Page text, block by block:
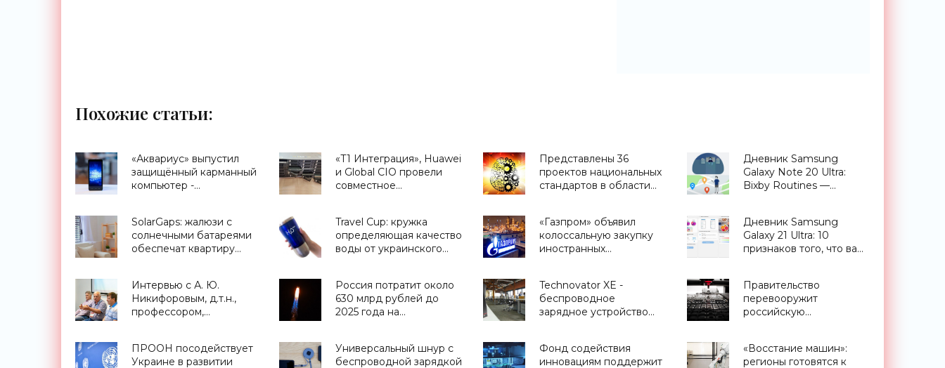
Похожие статьи:
«Аквариус» выпустил
защищённый карманный
компьютер -
«Т1 Интеграция», Huawei
и Global CIO провели
совместное
- «Смартфоны»
Представлены 36
проектов национальных
стандартов в области
Дневник Samsung
Galaxy Note 20 Ultra:
Bixby Routines —
будущее - «Смартфоны»
SolarGaps: жалюзи с
солнечными батареями
обеспечат квартиру
«Новости Электроники»
Travel Cup: кружка
определяющая качество
воды от украинского
«Газпром» объявил
колоссальную закупку
иностранных
на 12 млрд рублей -
«Смартфоны»
Дневник Samsung
Galaxy 21 Ultra: 10
признаков того, что вам
Интервью с А. Ю.
Никифоровым, д.т.н.,
профессором,
экстремальной
прикладной
Россия потратит около
630 млрд рублей до
2025 года на
деятельности -
«Смартфоны»
Technovator XE -
беспроводное
зарядное устройство
по воздуху уже
реальность -
Правительство
перевооружит
российскую
ПРООН посодействует
Украине в развитии
Универсальный шнур с
беспроводной зарядкой
Фонд содействия
инновациям поддержит
«Восстание машин»:
регионы готовятся к